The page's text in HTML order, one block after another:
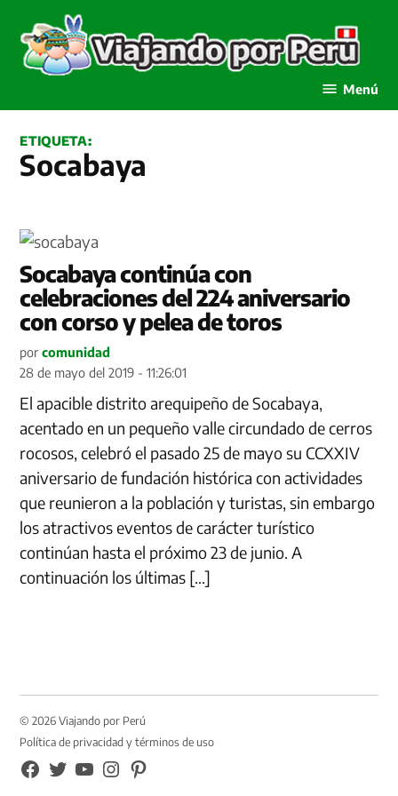
contenido
Menú
ETIQUETA:
Socabaya
Socabaya continúa con
celebraciones del 224 aniversario
con corso y pelea de toros
por comunidad
28 de mayo del 2019 - 11:26:01
El apacible distrito arequipeño de Socabaya,
acentado en un pequeño valle circundado de cerros
rocosos, celebró el pasado 25 de mayo su CCXXIV
aniversario de fundación histórica con actividades
que reunieron a la población y turistas, sin embargo
los atractivos eventos de carácter turístico
continúan hasta el próximo 23 de junio. A
continuación los últimas […]
© 2026 Viajando por Perú
Política de privacidad y términos de uso
FB
TW YouTubeInstagramPinterest